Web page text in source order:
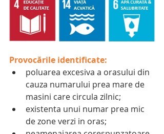
Provocările identificate:
poluarea excesiva a orasului din
cauza numarului prea mare de
masini care circula zilnic;
existenta unui numar prea mic
de zone verzi in oras;